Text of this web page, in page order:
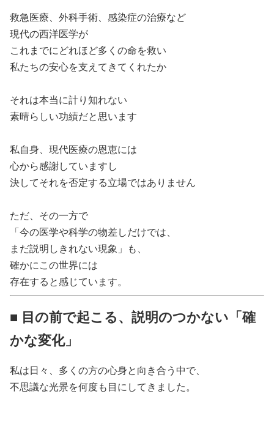
救急医療、外科手術、感染症の治療など
現代の西洋医学が
これまでにどれほど多くの命を救い
私たちの安心を支えてきてくれたか
それは本当に計り知れない
素晴らしい功績だと思います
私自身、現代医療の恩恵には
心から感謝していますし
決してそれを否定する立場ではありません
ただ、その一方で
「今の医学や科学の物差しだけでは、
まだ説明しきれない現象」も、
確かにこの世界には
存在すると感じています。
■ 目の前で起こる、説明のつかない「確
かな変化」
私は日々、多くの方の心身と向き合う中で、
不思議な光景を何度も目にしてきました。